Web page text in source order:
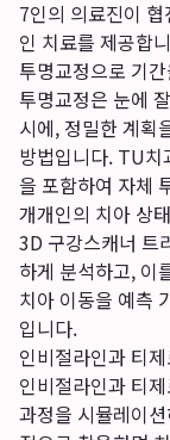
7인의 의료진이
인 치료를 제공합
투명교정으로 기
투명교정은 눈에
시에, 정밀한 계획
방법입니다. TU치
을 포함하여 자체
개개인의 치아 상
3D 구강스캐너 트
하게 분석하고, 이
치아 이동을 예측
입니다.
인비절라인과 티
인비절라인과 티
과정을 시뮬레이